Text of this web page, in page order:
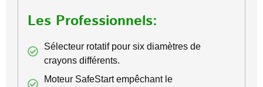
Les Professionnels:
Sélecteur rotatif pour six diamètres de
crayons différents.
Moteur SafeStart empêchant le